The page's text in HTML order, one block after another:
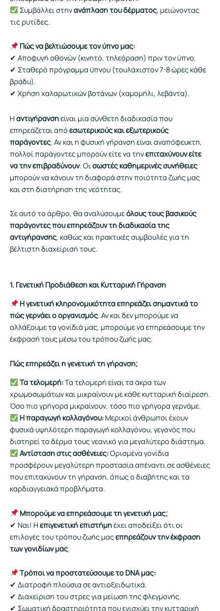
Συμβάλλει στηνανάπλαση του δέρματος, μειώνοντας
τις ρυτίδες.
Πώς να βελτιώσουμε τον ύπνο μας:
✔ Αποφυγή οθονών (κινητό, τηλεόραση) πριν τον ύπνο.
✔ Σταθερό πρόγραμμα ύπνου (τουλάχιστον 7-8 ώρες κάθε
βράδυ).
✔ Χρήση χαλαρωτικών βοτάνων (χαμομήλι, λεβάντα).
Η αντιγήρανσηείναι μια σύνθετη διαδικασία που
επηρεάζεται από εσωτερικούς και εξωτερικούς
παράγοντες. Αν και η φυσική γήρανση είναι αναπόφευκτη,
πολλοί παράγοντες μπορούν είτε να τηνεπιταχύνουν είτε
να την επιβραδύνουν. Οι σωστές καθημερινές συνήθειες
μπορούν να κάνουν τη διαφορά στην ποιότητα ζωής μας
και στη διατήρηση της νεότητας.
Σε αυτό το άρθρο, θα αναλύσουμεόλους τους βασικούς
παράγοντες που επηρεάζουν τη διαδικασία της
αντιγήρανσης, καθώς και πρακτικές συμβουλές για τη
βέλτιστη διαχείρισή τους.
1. Γενετική Προδιάθεση και Κυτταρική Γήρανση
Η γενετική κληρονομικότητα επηρεάζει σημαντικά το
πώς γερνάει ο οργανισμός. Αν και δεν μπορούμε να
αλλάξουμε τα γονίδιά μας, μπορούμε να επηρεάσουμε την
έκφρασή τους μέσω του τρόπου ζωής μας.
Πώς επηρεάζει η γενετική τη γήρανση;
Τα τελομερή:Τα τελομερή είναι τα άκρα των
χρωμοσωμάτων και μικραίνουν με κάθε κυτταρική διαίρεση.
Όσο πιο γρήγορα μικραίνουν, τόσο πιο γρήγορα γερνάμε.
Η παραγωγή κολλαγόνου:Μερικοί άνθρωποι έχουν
φυσικά υψηλότερη παραγωγή κολλαγόνου, γεγονός που
διατηρεί το δέρμα τους νεανικό για μεγαλύτερο διάστημα.
Αντίσταση στις ασθένειες:Ορισμένα γονίδια
προσφέρουν μεγαλύτερη προστασία απέναντι σε ασθένειες
που επιταχύνουν τη γήρανση, όπως ο διαβήτης και τα
καρδιαγγειακά προβλήματα.
Μπορούμε να επηρεάσουμε τη γενετική μας;
✔ Ναι! Η επιγενετική επιστήμηέχει αποδείξει ότι οι
επιλογές του τρόπου ζωής μαςεπηρεάζουν την έκφραση
των γονιδίων μας.
Τρόποι να προστατεύσουμε το DNA μας:
✔ Διατροφή πλούσια σε αντιοξειδωτικά.
✔ Διαχείριση του στρες για μείωση της φλεγμονής.
✔ Σωματική δραστηριότητα που ενισχύει την κυτταρική